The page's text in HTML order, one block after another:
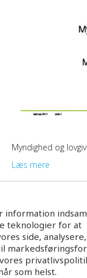
Myndighed og
Læs mere
information
teknologier for at
side, analysere,
som helst.